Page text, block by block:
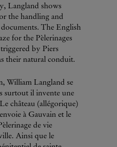
Langland shows
the handling and
The English
for the Pèlerinages
by Piers
their natural conduit.
William Langland se
surtout il invente une
château (allégorique)
à Gauvain et le
de vie
Ainsi que le